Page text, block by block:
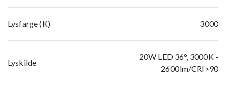
Lysfarge (K) 3000
Lyskilde
20W LED 36°, 3000K -
2600lm/CRI>90